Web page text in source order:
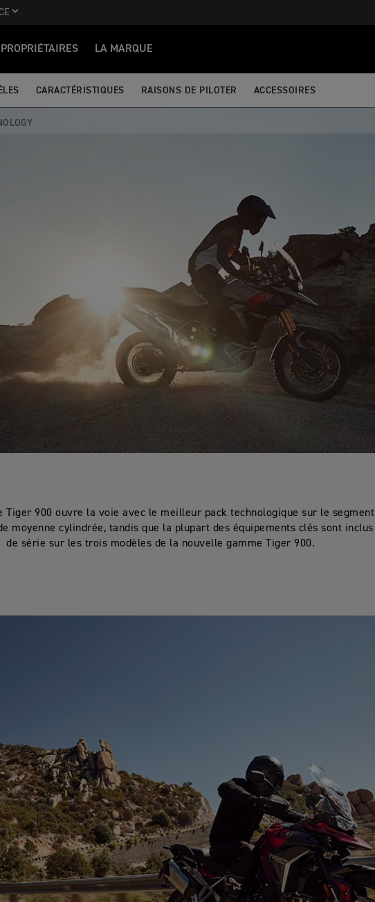
PROPRIÉTAIRES LA MARQUE
CARACTÉRISTIQUES RAISONS DE PILOTER ACCESSOIRES
Tiger 900 ouvre la voie avec le meilleur pack technologique sur le segment
moyenne cylindrée, tandis que la plupart des équipements clés sont inclus
de série sur les trois modèles de la nouvelle gamme Tiger 900.